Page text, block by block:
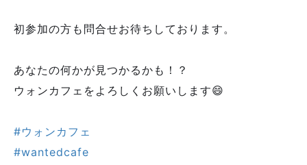
初参加の方も問合せお待ちしております。
あなたの何かが見つかるかも！？
ウォンカフェをよろしくお願いします😄
#ウォンカフェ
#wantedcafe